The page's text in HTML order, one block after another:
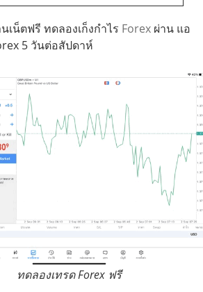
เน็ตฟรี ทดลองเก็งกำไร Forex ผ่าน แอ
5 วันต่อสัปดาห์
ทดลองเทรด Forex ฟรี